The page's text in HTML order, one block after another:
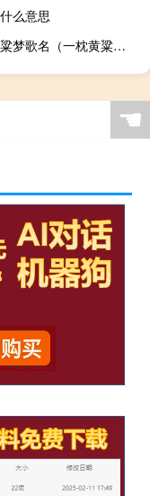
么意思
一枕黄粱梦歌名（一枕黄粱梦）
☚